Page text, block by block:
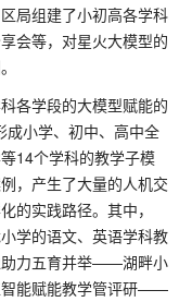
局组建了小初高各学科
会等，对星火大模型的
各学段的大模型赋能的
成小学、初中、高中全
14个学科的教学子模
，产生了大量的人机交
的实践路径。其中，
学的语文、英语学科教
助力五育并举——湖畔小
智能赋能教学管评研——